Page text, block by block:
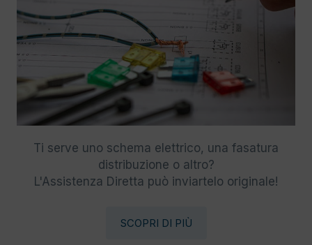
Ti serve uno schema elettrico, una fasatura
distribuzione o altro?
L'Assistenza Diretta può inviartelo originale!
SCOPRI DI PIÙ